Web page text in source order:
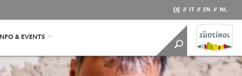
DE // IT // EN // NL
INFO & EVENTS